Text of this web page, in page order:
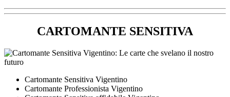
CARTOMANTE SENSITIVA
Cartomante Sensitiva Vigentino
Cartomante Professionista Vigentino